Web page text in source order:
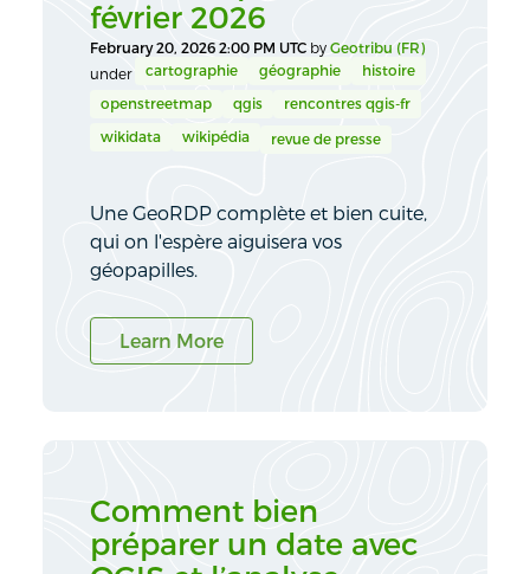
février 2026
February 20, 2026 2:00 PM UTC by Geotribu (FR)
under
cartographie géographie histoire
openstreetmap qgis rencontres qgis-fr
wikidata wikipédia revue de presse
Une GeoRDP complète et bien cuite,
qui on l'espère aiguisera vos
géopapilles.
Learn More
Comment bien
préparer un date avec